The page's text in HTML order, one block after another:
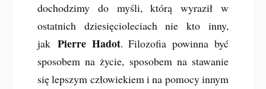
dochodzimy do myśli, którą wyraził w
ostatnich dziesięcioleciach nie kto inny,
jak Pierre Hadot. Filozofia powinna być
sposobem na życie, sposobem na stawanie
się lepszym człowiekiem i na pomocy innym